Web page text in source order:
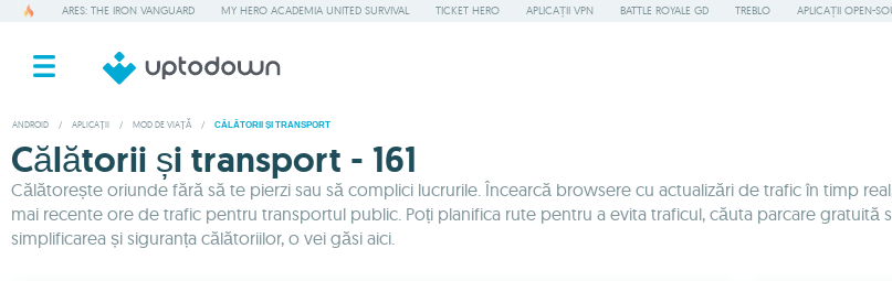
ARES: THE IRON VANGUARD MY HERO ACADEMIA UNITED SURVIVAL TICKET HERO APLICAȚII VPN BATTLE ROYALE GD TREBLO APLICAȚII OPEN-
ANDROID / APLICAȚII / MOD DE VIAȚĂ / CĂLĂTORII ȘI TRANSPORT
Călătorii și transport - 161
Călătorește oriunde fără să te pierzi sau să complici lucrurile. Încearcă browsere cu actualizări de trafic în timp
mai recente ore de trafic pentru transportul public. Poți planifica rute pentru a evita traficul, căuta parcare gratuită
simplificarea și siguranța călătoriilor, o vei găsi aici.